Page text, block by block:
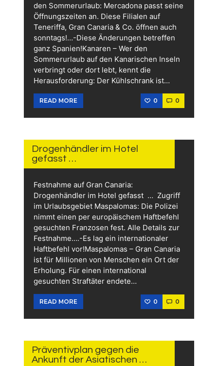
den Sommerurlaub: Mercadona passt seine
Öffnungszeiten an. Diese Filialen auf
Teneriffa, Gran Canaria & Co. öffnen auch
sonntags!…-Diese Änderungen betreffen
ganz Spanien!Kanaren – Wer den
Sommerurlaub auf den Kanarischen Inseln
verbringt oder dort lebt, kennt die
Herausforderung: Der Kühlschrank ist…
READ MORE 0 0
2026
Drogenhändler im Hotel
gefasst …
Festnahme auf Gran Canaria:
Drogenhändler im Hotel gefasst … Zugriff
im Urlaubsgebiet Maspalomas: Die Polizei
nimmt einen per europäischem Haftbefehl
gesuchten Franzosen fest. Alle Details zur
Festnahme….-Es lag ein internationaler
Haftbefehl vor!Maspalomas – Gran Canaria
ist für Millionen von Menschen ein Ort der
Erholung. Für einen international
gesuchten Straftäter endete…
READ MORE 0 0
Präventivplan gegen die
Ankunft der Asiatischen …